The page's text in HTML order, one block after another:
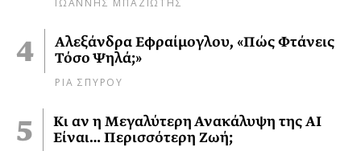
Αλεξάνδρα Εφραίμογλου, «Πώς Φτάνεις
Τόσο Ψηλά;»
ΡΙΑ ΣΠΥΡΟΥ
Κι αν η Μεγαλύτερη Ανακάλυψη της AI
Είναι… Περισσότερη Ζωή;